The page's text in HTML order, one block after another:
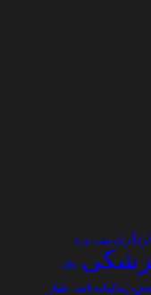
بهره وری
خاک
زندگینامه ائمه اطهار